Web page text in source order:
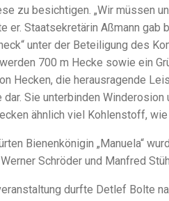
zu besichtigen. „Wir müssen
er. Staatsekretärin Aßmann gab
unter der Beteiligung des
700 m Hecke sowie ein
Hecken, die herausragende
Sie unterbinden
ähnlich viel Kohlenstoff, wie
Bienenkönigin „Manuela“
Schröder und Manfred
durfte Detlef Bolte